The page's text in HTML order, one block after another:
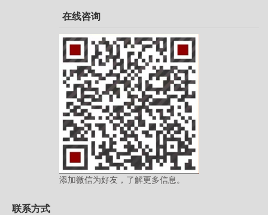
在线咨询
添加微信为好友，了解更多信息。
联系方式